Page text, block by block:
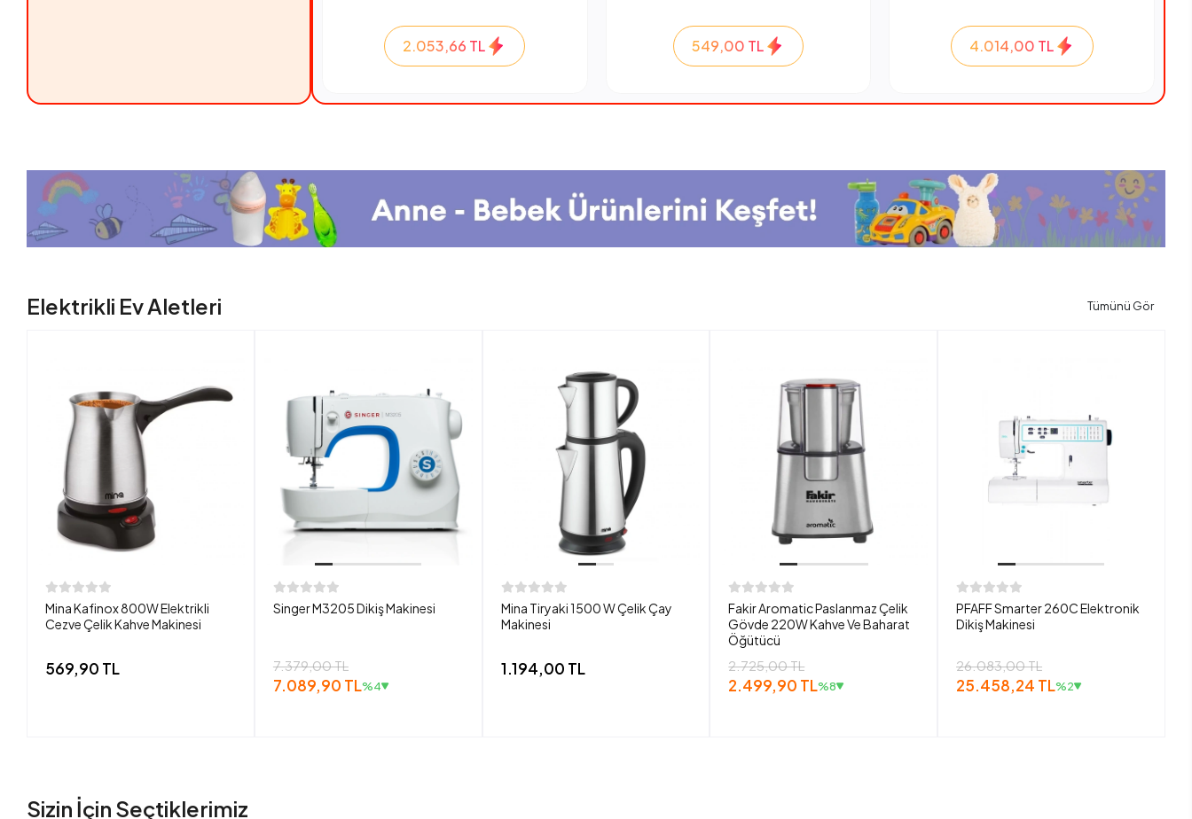
2.053,66 TL 549,00 TL 4.014,00 TL
Elektrikli Ev Aletleri Tümünü Gör
Mina Kafinox 800W Elektrikli
Cezve Çelik Kahve Makinesi
569,90 TL
Singer M3205 Dikiş Makinesi
7.379,00 TL
7.089,90 TL%4
Mina Tiryaki 1500 W Çelik Çay
Makinesi
1.194,00 TL
Fakir Aromatic Paslanmaz Çelik
Gövde 220W Kahve Ve Baharat
Öğütücü
2.725,00 TL
2.499,90 TL%8
PFAFF Smarter 260C Elektronik
Dikiş Makinesi
26.083,00 TL
25.458,24 TL%2
Sizin İçin Seçtiklerimiz